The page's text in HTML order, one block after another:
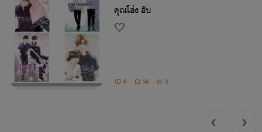
คุณโฮ่ง ฮับ
🤍
6 34 3